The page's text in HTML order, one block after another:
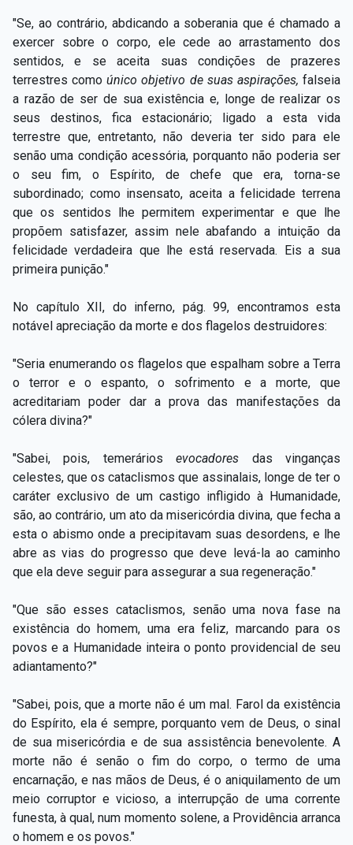
"Se, ao contrário, abdicando a soberania que é chamado a
exercer sobre o corpo, ele cede ao arrastamento dos
sentidos, e se aceita suas condições de prazeres
terrestres comoúnico objetivo de suas aspirações,falseia
a razão de ser de sua existência e, longe de realizar os
seus destinos, fica estacionário; ligado a esta vida
terrestre que, entretanto, não deveria ter sido para ele
senão uma condição acessória, porquanto não poderia ser
o seu fim, o Espírito, de chefe que era, torna-se
subordinado; como insensato, aceita a felicidade terrena
que os sentidos lhe permitem experimentar e que lhe
propõem satisfazer, assim nele abafando a intuição da
felicidade verdadeira que lhe está reservada. Eis a sua
primeira punição."
No capítulo XII, do inferno, pág. 99, encontramos esta
notável apreciação da morte e dos flagelos destruidores:
"Seria enumerando os flagelos que espalham sobre a Terra
o terror e o espanto, o sofrimento e a morte, que
acreditariam poder dar a prova das manifestações da
cólera divina?"
"Sabei, pois, temeráriosevocadores das vinganças
celestes, que os cataclismos que assinalais, longe de ter o
caráter exclusivo de um castigo infligido à Humanidade,
são, ao contrário, um ato da misericórdia divina, que fecha a
esta o abismo onde a precipitavam suas desordens, e lhe
abre as vias do progresso que deve levá-la ao caminho
que ela deve seguir para assegurar a sua regeneração."
"Que são esses cataclismos, senão uma nova fase na
existência do homem, uma era feliz, marcando para os
povos e a Humanidade inteira o ponto providencial de seu
adiantamento?"
"Sabei, pois, que a morte não é um mal. Farol da existência
do Espírito, ela é sempre, porquanto vem de Deus, o sinal
de sua misericórdia e de sua assistência benevolente. A
morte não é senão o fim do corpo, o termo de uma
encarnação, e nas mãos de Deus, é o aniquilamento de um
meio corruptor e vicioso, a interrupção de uma corrente
funesta, à qual, num momento solene, a Providência arranca
o homem e os povos."